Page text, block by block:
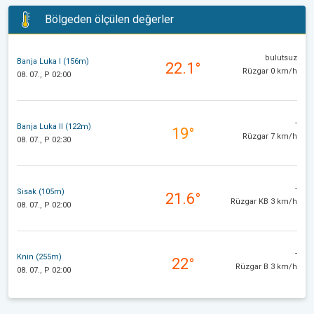
Bölgeden ölçülen değerler
Banja Luka I (156m)
08. 07., P 02:00
22.1°
bulutsuz
Rüzgar 0 km/h
Banja Luka II (122m)
08. 07., P 02:30
19°
-
Rüzgar 7 km/h
Sisak (105m)
08. 07., P 02:00
21.6°
-
Rüzgar KB 3 km/h
Knin (255m)
08. 07., P 02:00
22°
-
Rüzgar B 3 km/h